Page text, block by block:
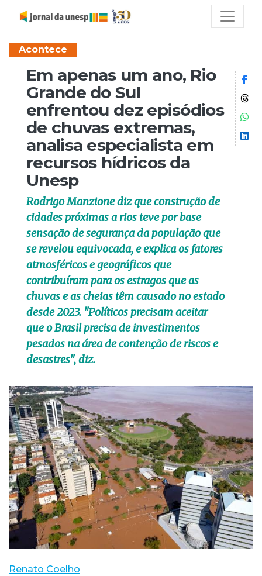
Acontece
Em apenas um ano, Rio
Grande do Sul
enfrentou dez episódios
de chuvas extremas,
analisa especialista em
recursos hídricos da
Unesp
Rodrigo Manzione diz que construção de
cidades próximas a rios teve por base
sensação de segurança da população que
se revelou equivocada, e explica os fatores
atmosféricos e geográficos que
contribuíram para os estragos que as
chuvas e as cheias têm causado no estado
desde 2023. "Políticos precisam aceitar
que o Brasil precisa de investimentos
pesados na área de contenção de riscos e
desastres", diz.
Renato Coelho